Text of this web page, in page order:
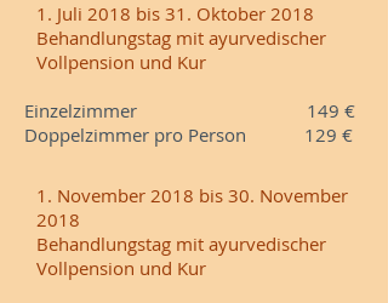
1. Juli 2018 bis 31. Oktober 2018
Behandlungstag mit ayurvedischer
Vollpension und Kur
Einzelzimmer 149 €
Doppelzimmer pro Person 129 €
1. November 2018 bis 30. November
2018
Behandlungstag mit ayurvedischer
Vollpension und Kur